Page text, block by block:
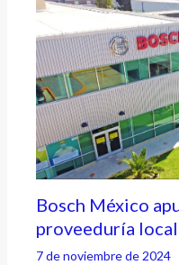
Bosch México
proveeduría local
7 de noviembre de 2024